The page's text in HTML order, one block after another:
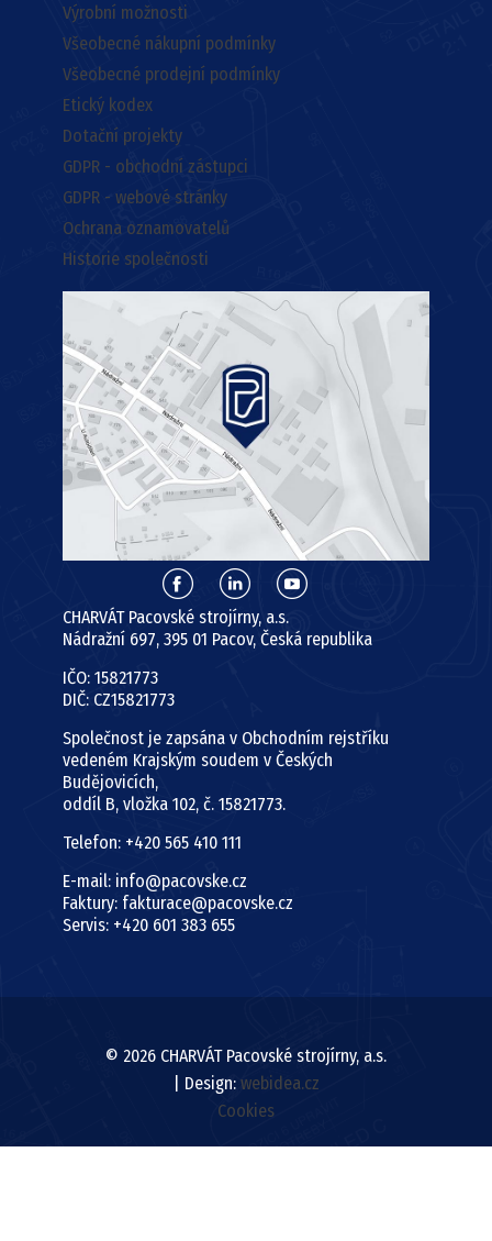
Výrobní možnosti
Všeobecné nákupní podmínky
Všeobecné prodejní podmínky
Etický kodex
Dotační projekty
GDPR - obchodní zástupci
GDPR - webové stránky
Ochrana oznamovatelů
Historie společnosti
CHARVÁT Pacovské strojírny, a.s.
Nádražní 697, 395 01 Pacov, Česká republika
IČO: 15821773
DIČ: CZ15821773
Společnost je zapsána v Obchodním rejstříku
vedeném Krajským soudem v Českých
Budějovicích,
oddíl B, vložka 102, č. 15821773.
Telefon: +420 565 410 111
E-mail: info@pacovske.cz
Faktury: fakturace@pacovske.cz
Servis: +420 601 383 655
© 2026 CHARVÁT Pacovské strojírny, a.s.
| Design: webidea.cz
Cookies